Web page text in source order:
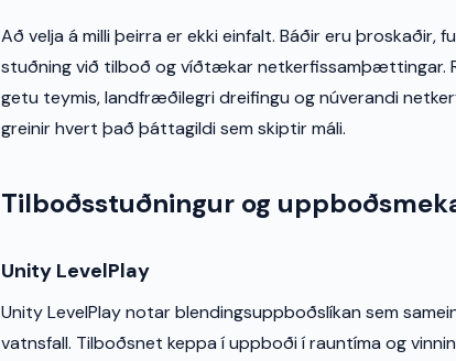
Að velja á milli þeirra er ekki einfalt. Báðir eru þroskaðir,
stuðning við tilboð og víðtækar netkerfissamþættingar.
getu teymis, landfræðilegri dreifingu og núverandi
greinir hvert það þáttagildi sem skiptir máli.
Tilboðsstuðningur og
Unity LevelPlay
Unity LevelPlay notar blendingsuppboðslíkan sem
vatnsfall. Tilboðsnet keppa í uppboði í rauntíma og